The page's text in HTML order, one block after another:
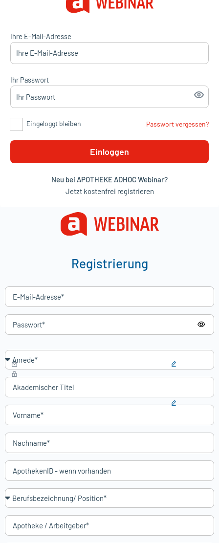
Ihre E-Mail-Adresse
Ihr Passwort
Eingeloggt bleiben
Einloggen
Passwort vergessen?
Neu bei APOTHEKE ADHOC Webinar?
Jetzt kostenfrei registrieren
Registrierung